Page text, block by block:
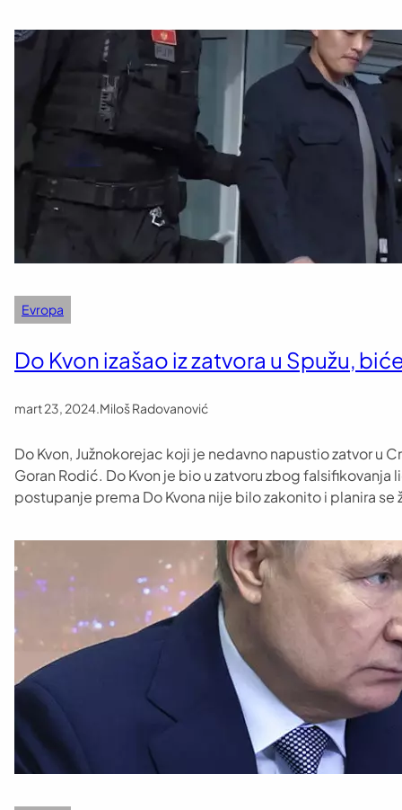
Evropa
Do Kvon izašao iz zatvora u Spužu,
mart 23, 2024 Miloš Radovanović
Do Kvon, Južnokorejac koji je nedavno napustio zatvor u
Goran Rodić. Do Kvon je bio u zatvoru zbog
postupanje prema Do Kvona nije bilo zakonito i planira se